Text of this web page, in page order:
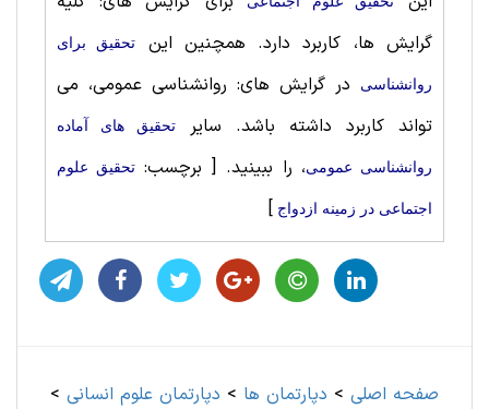
گرایش ها، کاربرد دارد. همچنین این
تحقیق برای
روانشناسی
در گرایش های: روانشناسی‌ عمومی، می
تواند کاربرد داشته باشد. سایر
تحقیق های آماده
روانشناسی‌ عمومی، را ببینید. [ برچسب:تحقیق علوم
اجتماعی در زمینه ازدواج ]
صفحه اصلی > دپارتمان ها > دپارتمان علوم انسانی >